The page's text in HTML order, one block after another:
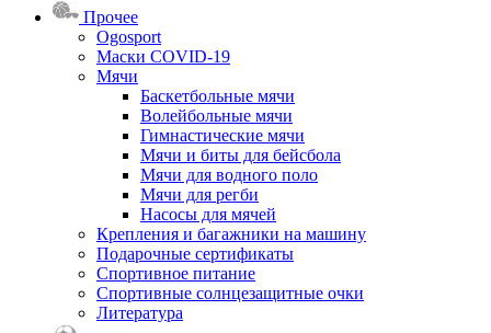
Прочее
Ogosport
Маски COVID-19
Мячи
Баскетбольные мячи
Волейбольные мячи
Гимнастические мячи
Мячи и биты для бейсбола
Мячи для водного поло
Мячи для регби
Насосы для мячей
Крепления и багажники на машину
Подарочные сертификаты
Спортивное питание
Спортивные солнцезащитные очки
Литература